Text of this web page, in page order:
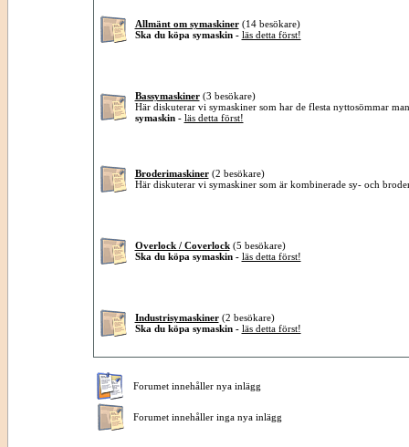
Allmänt om symaskiner (14 besökare)
Ska du köpa symaskin - läs detta först!
Bassymaskiner (3 besökare)
Här diskuterar vi symaskiner som har de flesta nyttosömmar
symaskin - läs detta först!
Broderimaskiner (2 besökare)
Här diskuterar vi symaskiner som är kombinerade sy- och
Overlock / Coverlock (5 besökare)
Ska du köpa symaskin - läs detta först!
Industrisymaskiner (2 besökare)
Ska du köpa symaskin - läs detta först!
Forumet innehåller nya inlägg
Forumet innehåller inga nya inlägg